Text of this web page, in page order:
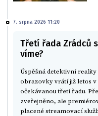
7. srpna 2026 11:20
Třetí řada Zrádců
víme?
Úspěšná detektivní
obrazovky vrátí již letos
očekávanou třetí řadu.
zveřejněno, ale
placené streamovací